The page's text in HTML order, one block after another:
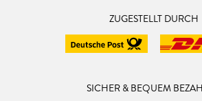
ZUGESTELLT DURCH
SICHER & BEQUEM